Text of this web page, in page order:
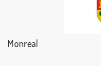
Monreal